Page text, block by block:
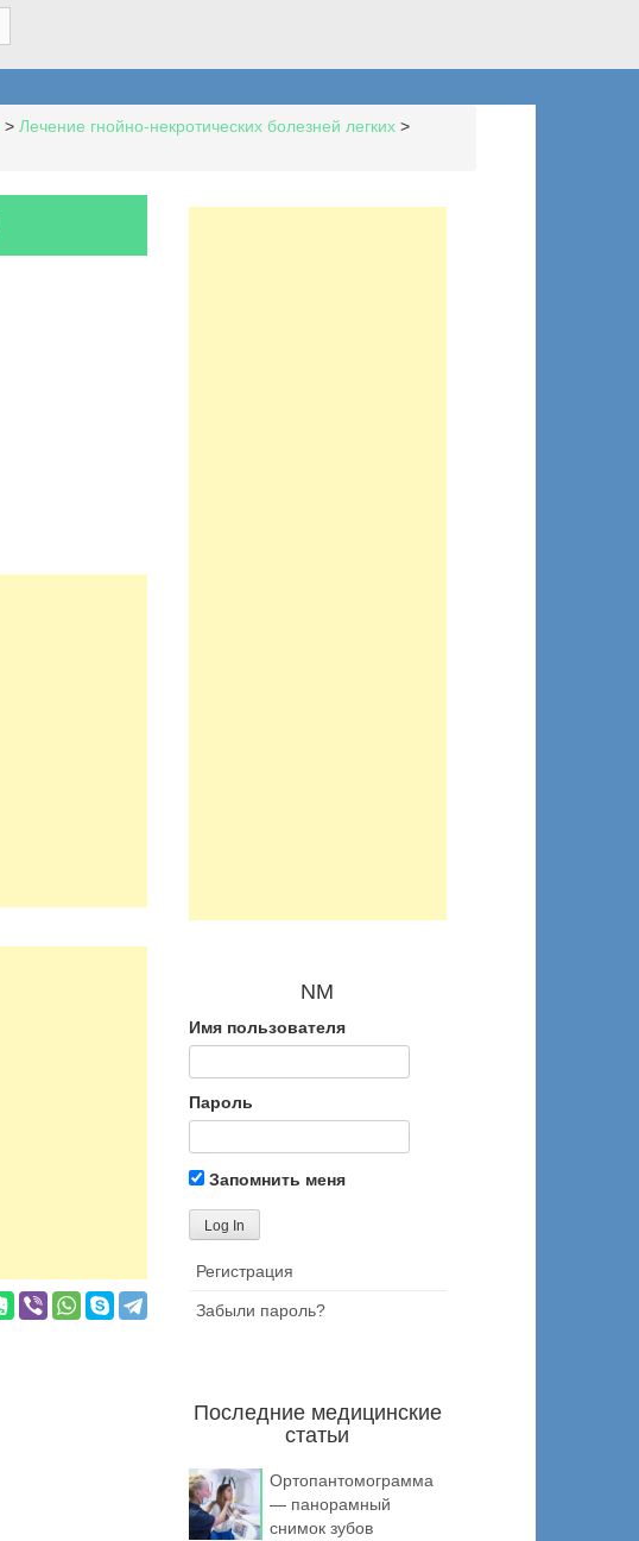
> Лечение гнойно-некротических болезней легких >
NM
Имя пользователя
Пароль
Запомнить меня
Регистрация
Забыли пароль?
Последние медицинские
статьи
Ортопантомограмма
— панорамный
снимок зубов